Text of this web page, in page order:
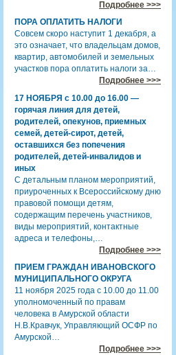
Подробнее >>>
ПОРА ОПЛАТИТЬ НАЛОГИ
Совсем скоро наступит 1 декабря, а
это означает, что владельцам домов,
квартир, автомобилей и земельных
участков пора оплатить налоги за…
Подробнее >>>
17 НОЯБРЯ с 10.00 до 16.00 —
горячая линия для детей,
родителей, опекунов, приемных
семей, детей-сирот, детей,
оставшихся без попечения
родителей, детей-инвалидов и
иных
С детальным планом мероприятий,
приуроченных к Всероссийскому дню
правовой помощи детям,
содержащим перечень участников,
виды мероприятий, контактные
адреса и телефоны,…
Подробнее >>>
ПРИЕМ ГРАЖДАН ИВАНОВСКОГО
МУНИЦИПАЛЬНОГО ОКРУГА
11 ноября 2025 года с 10.00 до 11.00
уполномоченный по правам
человека в Амурской области
Н.В.Кравчук, Управляющий ОСФР по
Амурской…
Подробнее >>>